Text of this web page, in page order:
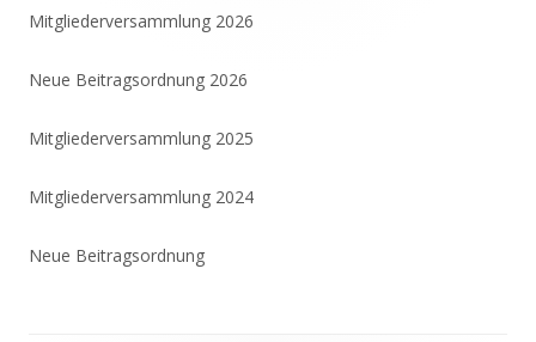
Mitgliederversammlung 2026
Neue Beitragsordnung 2026
Mitgliederversammlung 2025
Mitgliederversammlung 2024
Neue Beitragsordnung